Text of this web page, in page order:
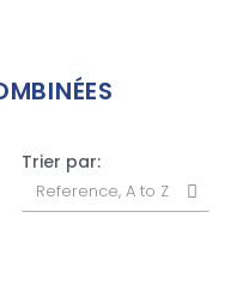
Trier par: